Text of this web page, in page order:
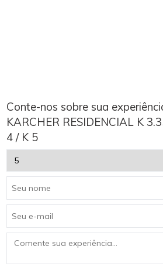
Conte-nos sobre sua
KARCHER RESIDENCIAL K
4 / K 5